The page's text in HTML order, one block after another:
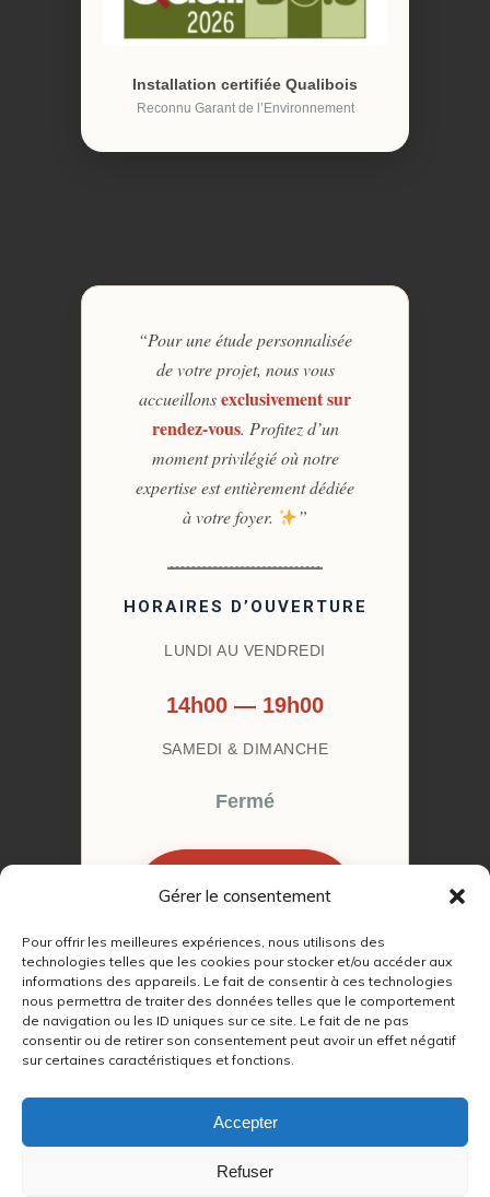
Gérer le consentement
Pour offrir les meilleures expériences, nous utilisons des
technologies telles que les cookies pour stocker et/ou accéder aux
informations des appareils. Le fait de consentir à ces technologies
nous permettra de traiter des données telles que le comportement
de navigation ou les ID uniques sur ce site. Le fait de ne pas
consentir ou de retirer son consentement peut avoir un effet négatif
sur certaines caractéristiques et fonctions.
Accepter
Refuser
Installation certifiée Qualibois
Reconnu Garant de l’Environnement
“Pour une étude personnalisée
de votre projet, nous vous
accueillonsexclusivement sur
rendez-vous. Profitez d’un
moment privilégié où notre
expertise est entièrement dédiée
à votre foyer.
”
HORAIRES D’OUVERTURE
LUNDI AU VENDREDI
14h00 — 19h00
SAMEDI & DIMANCHE
Fermé
RENDEZ-VOUS
© 2022 – 2026Autour du Feu 77
RGPD